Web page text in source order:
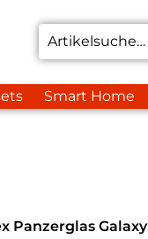
Smart Home
Panzerglas Galaxy